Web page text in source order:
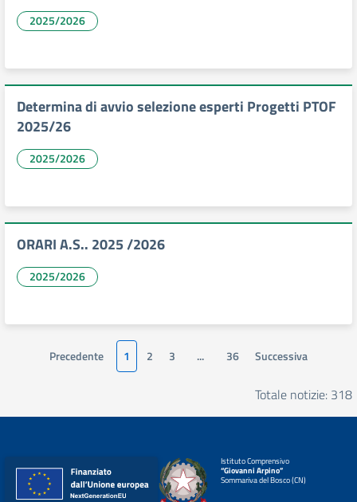
2025/2026
Determina di avvio selezione esperti Progetti PTOF
2025/26
2025/2026
ORARI A.S.. 2025 /2026
2025/2026
Precedente 1 2 3 ... 36 Successiva
Totale notizie: 318
Istituto Comprensivo
“Giovanni Arpino”
Sommariva del Bosco (CN)